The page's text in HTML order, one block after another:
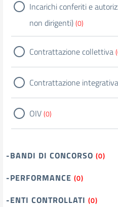
Incarichi conferiti e
non dirigenti)(0)
Contrattazione collettiva
Contrattazione integrativa
OIV(0)
-BANDI DI CONCORSO (0)
-PERFORMANCE (0)
-ENTI CONTROLLATI (0)